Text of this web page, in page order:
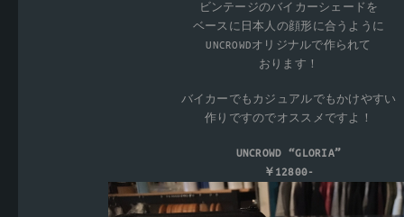
ビンテージのバイカーシェードを
ベースに日本人の顔形に合うように
UNCROWDオリジナルで作られて
おります！
バイカーでもカジュアルでもかけやすい
作りですのでオススメですよ！
UNCROWD “GLORIA”
￥12800-